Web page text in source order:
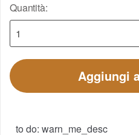
Quantità:
Aggiungi
to do: warn_me_desc